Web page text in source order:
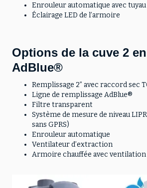
Enrouleur automatique avec
Éclairage LED de l’armoire
Options de la cuve 2
AdBlue®
Remplissage 2” avec raccord sec
Ligne de remplissage AdBlue®
Filtre transparent
Système de mesure de niveau
sans GPRS)
Enrouleur automatique
Ventilateur d’extraction
Armoire chauffée avec